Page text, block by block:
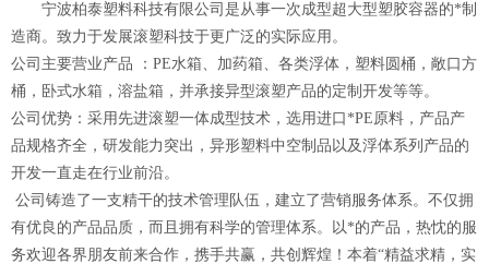
宁波柏泰塑料科技有限公司是从事一次成型超大型塑胶容器的*制
造商。致力于发展滚塑科技于更广泛的实际应用。
公司主要营业产品 ：PE水箱、加药箱、各类浮体，塑料圆桶，敞口方
桶，卧式水箱，溶盐箱，并承接异型滚塑产品的定制开发等等。
公司优势：采用先进滚塑一体成型技术，选用进口*PE原料，产品产
品规格齐全，研发能力突出，异形塑料中空制品以及浮体系列产品的
开发一直走在行业前沿。
公司铸造了一支精干的技术管理队伍，建立了营销服务体系。不仅拥
有优良的产品品质，而且拥有科学的管理体系。以*的产品，热忱的服
务欢迎各界朋友前来合作，携手共赢，共创辉煌！本着“精益求精，实